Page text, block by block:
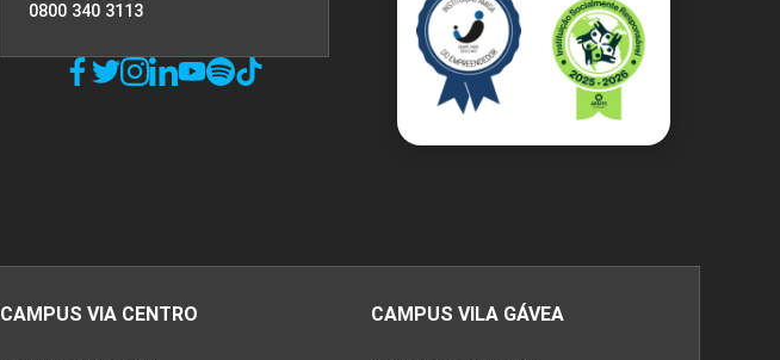
0800 340 3113
CAMPUS VIA CENTRO CAMPUS VILA GÁVEA